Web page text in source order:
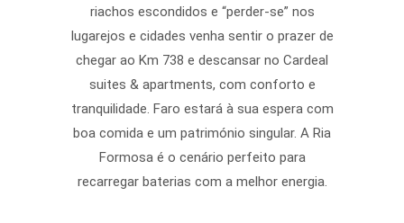
riachos escondidos e “perder-se” nos
lugarejos e cidades venha sentir o prazer de
chegar ao Km 738 e descansar no Cardeal
suites & apartments, com conforto e
tranquilidade. Faro estará à sua espera com
boa comida e um património singular. A Ria
Formosa é o cenário perfeito para
recarregar baterias com a melhor energia.